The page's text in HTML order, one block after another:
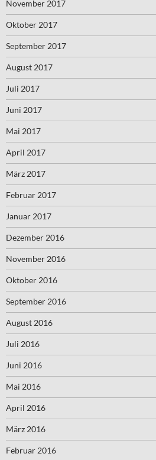
November 2017
Oktober 2017
September 2017
August 2017
Juli 2017
Juni 2017
Mai 2017
April 2017
März 2017
Februar 2017
Januar 2017
Dezember 2016
November 2016
Oktober 2016
September 2016
August 2016
Juli 2016
Juni 2016
Mai 2016
April 2016
März 2016
Februar 2016